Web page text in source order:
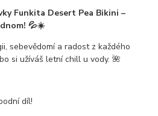
Funkita Desert Pea Bikini –
💦☀️
sebevědomí a radost z každého
si užíváš letní chill u vody. 🌺
díl!